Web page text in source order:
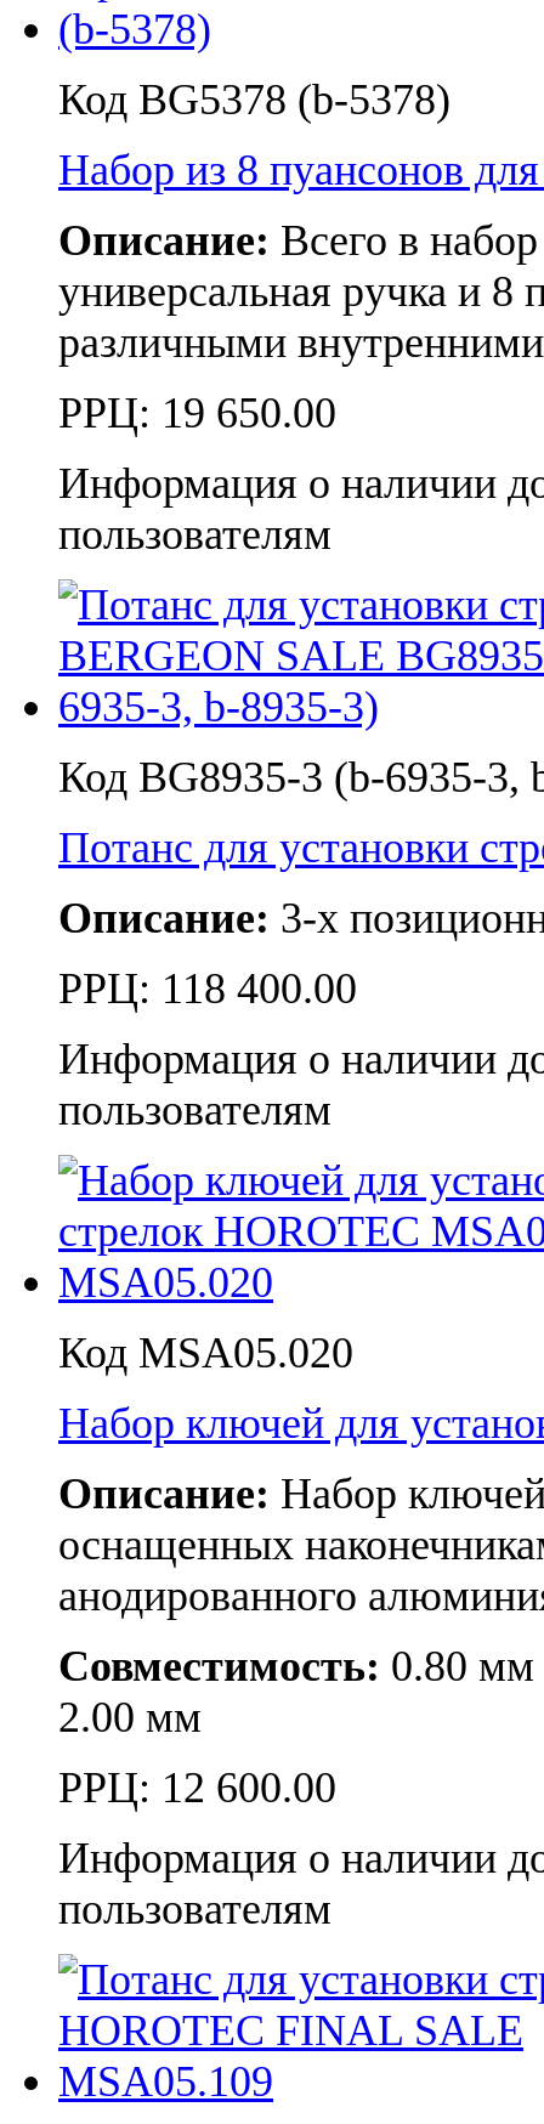
Код BG5378 (b-5378)
Набор из 8 пуансонов
Описание: Всего в
универсальная ручка и 8
различными
РРЦ: 19 650.00
Информация о наличии
пользователям
Код BG8935-3 (b-6935-3,
Потанс для установки
Описание: 3-х
РРЦ: 118 400.00
Информация о наличии
пользователям
Код MSA05.020
Набор ключей для
Описание: Набор
оснащенных
анодированного
Совместимость: 0.80 мм
2.00 мм
РРЦ: 12 600.00
Информация о наличии
пользователям